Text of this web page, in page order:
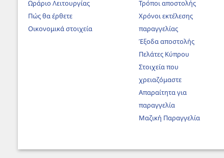
Ωράριο Λειτουργίας
Πώς θα έρθετε
Οικονομικά στοιχεία
Τρόποι αποστολής
Χρόνοι εκτέλεσης
παραγγελίας
Έξοδα αποστολής
Πελάτες Κύπρου
Στοιχεία που
χρειαζόμαστε
Απαραίτητα για
παραγγελία
Μαζική Παραγγελία